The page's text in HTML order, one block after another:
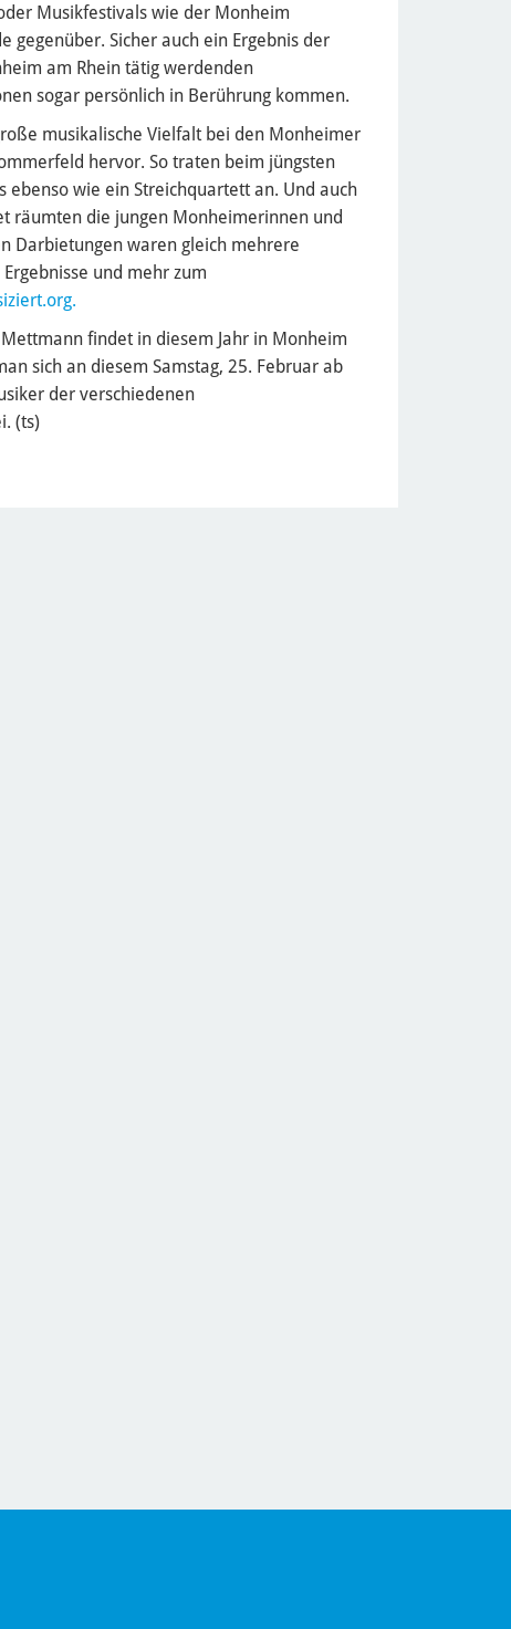
Musikfestivals wie der Monheim
Sicher auch ein Ergebnis der
am Rhein tätig werdenden
sogar persönlich in Berührung kommen.
musikalische Vielfalt bei den Monheimer
hervor. So traten beim jüngsten
wie ein Streichquartett an. Und auch
räumten die jungen Monheimerinnen und
Darbietungen waren gleich mehrere
und mehr zum
findet in diesem Jahr in Monheim
sich an diesem Samstag, 25. Februar ab
der verschiedenen
(ts)